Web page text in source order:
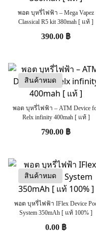
พอต บุหรี่ไฟฟ้า – Mega Vapez
Classical R5 kit 380mah [ แท้ ]
390.00 ฿
สินค้าหมด
พอต บุหรี่ไฟฟ้า – ATM Device
Relx infinity 400mah [ แท้ ]
790.00 ฿
สินค้าหมด
พอต บุหรี่ไฟฟ้า IFlex Device
System 350mAh [ แท้ 100% ]
0.00 ฿